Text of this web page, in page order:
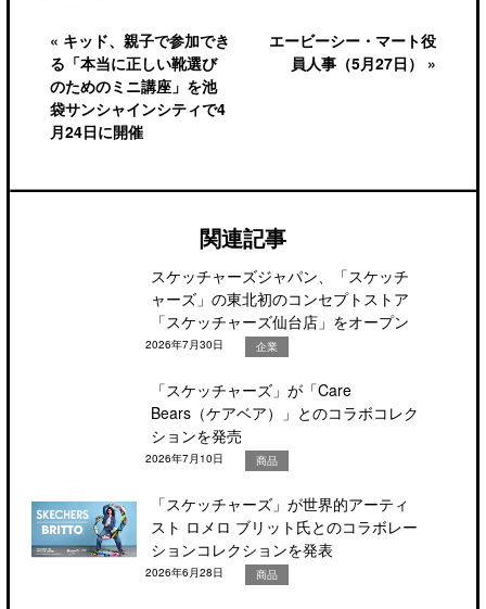
« キッド、親子で参加でき
る「本当に正しい靴選び
のためのミニ講座」を池
袋サンシャインシティで4
月24日に開催
エービーシー・マート役
員人事（5月27日） »
関連記事
スケッチャーズジャパン、「スケッチ
ャーズ」の東北初のコンセプトストア
「スケッチャーズ仙台店」をオープン
2026年7月30日 企業
「スケッチャーズ」が「Care
Bears（ケアベア）」とのコラボコレク
ションを発売
2026年7月10日 商品
「スケッチャーズ」が世界的アーティ
スト ロメロ ブリット氏とのコラボレー
ションコレクションを発表
2026年6月28日 商品